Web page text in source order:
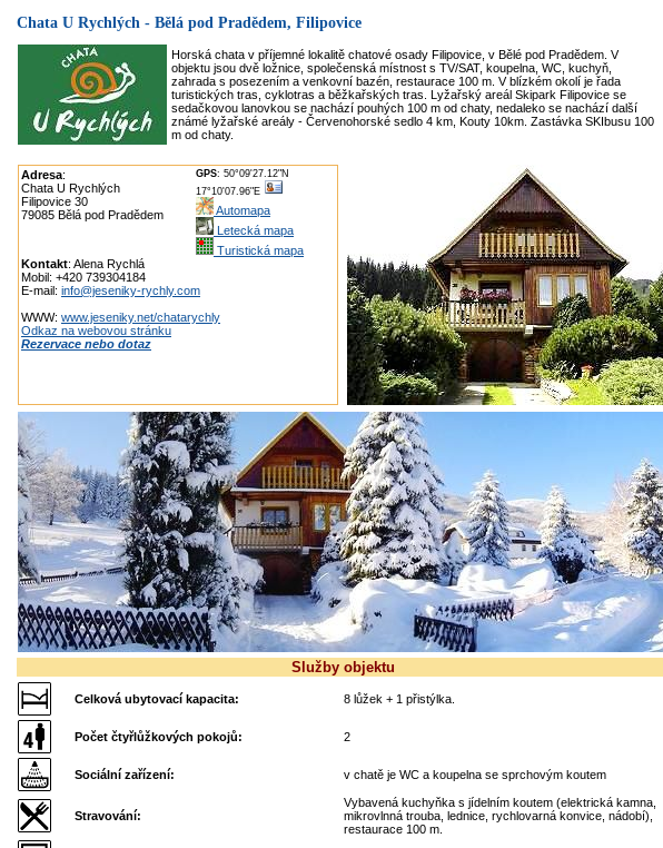
Chata U Rychlých - Bělá pod Pradědem, Filipovice
Horská chata v příjemné lokalitě chatové osady Filipovice, v Bělé pod Pradědem. V
objektu jsou dvě ložnice, společenská místnost s TV/SAT, koupelna, WC, kuchyň,
zahrada s posezením a venkovní bazén, restaurace 100 m. V blízkém okolí je řada
turistických tras, cyklotras a běžkařských tras. Lyžařský areál Skipark Filipovice se
sedačkovou lanovkou se nachází pouhých 100 m od chaty, nedaleko se nachází další
známé lyžařské areály - Červenohorské sedlo 4 km, Kouty 10km. Zastávka SKIbusu 100
m od chaty.
Adresa:
Chata U Rychlých
Filipovice 30
79085 Bělá pod Pradědem
GPS: 50°09'27.12"N
17°10'07.96"E
Automapa
Letecká mapa
Turistická mapa
Kontakt: Alena Rychlá
Mobil: +420 739304184
E-mail: info@jeseniky-rychly.com
WWW: www.jeseniky.net/chatarychly
Odkaz na webovou stránku
Rezervace nebo dotaz
Služby objektu
Celková ubytovací kapacita: 8 lůžek + 1 přistýlka.
Počet čtyřlůžkových pokojů: 2
Sociální zařízení: v chatě je WC a koupelna se sprchovým koutem
Stravování:
Vybavená kuchyňka s jídelním koutem (elektrická kamna,
mikrovlnná trouba, lednice, rychlovarná konvice, nádobí),
restaurace 100 m.